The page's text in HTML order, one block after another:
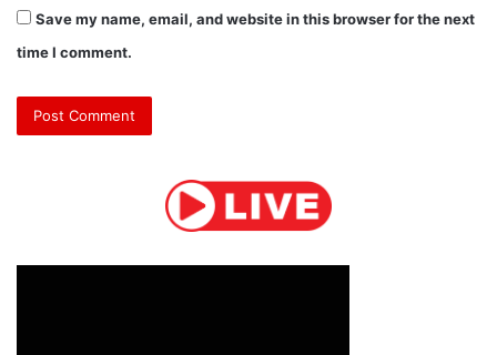
Save my name, email, and website in this browser for the next
time I comment.